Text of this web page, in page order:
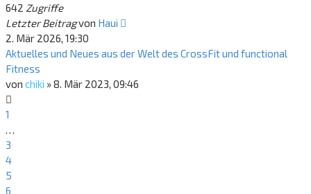
642 Zugriffe
Letzter Beitragvon Haui
2. Mär 2026, 19:30
Aktuelles und Neues aus der Welt des CrossFit und functional
Fitness
von chiki »8. Mär 2023, 09:46
1
…
3
4
5
6